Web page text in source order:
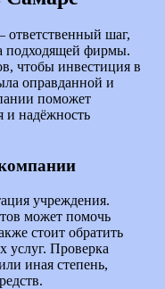
ответственный шаг,
подходящей фирмы.
чтобы инвестиция в
оправданной и
поможет
и надёжность
учреждения.
может помочь
стоит обратить
услуг. Проверка
иная степень,